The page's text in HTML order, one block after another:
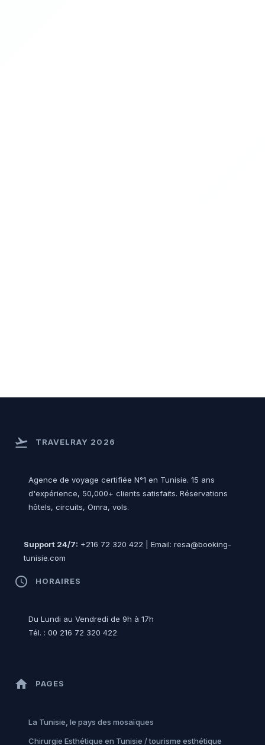
flight_takeoff TRAVELRAY 2026
Agence de voyage certifiée N°1 en Tunisie. 15 ans
d'expérience, 50,000+ clients satisfaits. Réservations
hôtels, circuits, Omra, vols.
Support 24/7: +216 72 320 422 | Email: resa@booking-
tunisie.com
access_time HORAIRES
Du Lundi au Vendredi de 9h à 17h
Tél. : 00 216 72 320 422
home PAGES
La Tunisie, le pays des mosaïques
Chirurgie Esthétique en Tunisie / tourisme esthétique